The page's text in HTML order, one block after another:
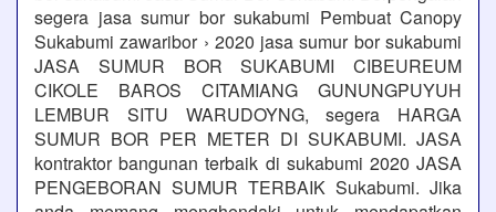
segera jasa sumur bor sukabumi Pembuat Canopy
Sukabumi zawaribor › 2020 jasa sumur bor sukabumi
JASA SUMUR BOR SUKABUMI CIBEUREUM
CIKOLE BAROS CITAMIANG GUNUNGPUYUH
LEMBUR SITU WARUDOYNG, segera HARGA
SUMUR BOR PER METER DI SUKABUMI. JASA
kontraktor bangunan terbaik di sukabumi 2020 JASA
PENGEBORAN SUMUR TERBAIK Sukabumi. Jika